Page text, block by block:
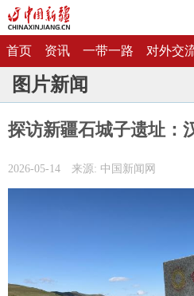
首页 资讯 一带一路 对外交
图片新闻
探访新疆石城子遗址：
2026-05-14 来源: 中国新闻网